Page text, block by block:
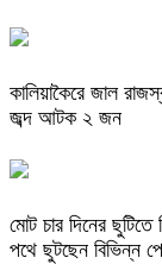
কালিয়াকৈরে জাল
জব্দ আটক ২ জন
মোট চার দিনের
পথে ছুটছেন বিভিন্ন